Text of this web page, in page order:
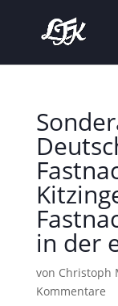
in der
von Christoph
Kommentare